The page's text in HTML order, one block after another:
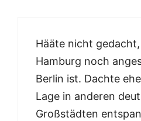
Hääte nicht
Hamburg noch
Berlin ist. Dachte
Lage in anderen
Großstädten